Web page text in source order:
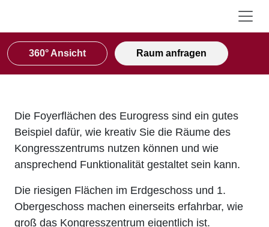
360° Ansicht Raum anfragen
Die Foyerflächen des Eurogress sind ein gutes
Beispiel dafür, wie kreativ Sie die Räume des
Kongresszentrums nutzen können und wie
ansprechend Funktionalität gestaltet sein kann.
Die riesigen Flächen im Erdgeschoss und 1.
Obergeschoss machen einerseits erfahrbar, wie
groß das Kongresszentrum eigentlich ist.